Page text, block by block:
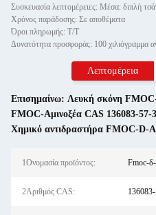
Συσκευασία λεπτομέρειες: Μέσα: διπλή
Χρόνος παράδοσης: Σε αποθέματα
Όροι πληρωμής: Τ/Τ
Δυνατότητα προσφοράς: 100 χιλιόγραμμα
Λεπτομέρεια
Επισημαίνω: Λευκή σκόνη
FMOC-Αμινοξέα CAS 136083-57-3
Χημικό αντιδραστήρα FMOC-D-
1Ονομασία προϊόντος: Fmoc-
2Αριθμός CAS: